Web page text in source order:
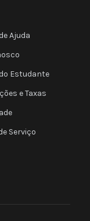
Ajuda
Estudante
e Taxas
Serviço